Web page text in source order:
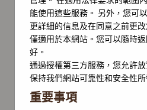
能使用這些服務。 另外，您可
更詳細的信息及在同意之前更
僅適用於本網站。您可以隨時
好。
通過授權第三方服務，您允許
保持我們網站可靠性和安全性所
重要事項